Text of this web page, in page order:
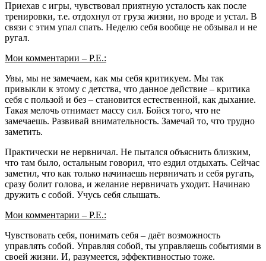
Приехав с игры, чувствовал приятную усталость как после
тренировки, т.е. отдохнул от груза жизни, но вроде и устал. В
связи с этим упал спать. Неделю себя вообще не обзывал и не
ругал.
Мои комментарии – Р.Е.:
Увы, мы не замечаем, как мы себя критикуем. Мы так
привыкли к этому с детства, что данное действие – критика
себя с пользой и без – становится естественной, как дыхание.
Такая мелочь отнимает массу сил. Бойся того, что не
замечаешь. Развивай внимательность. Замечай то, что трудно
заметить.
Практически не нервничал. Не пытался объяснить близким,
что там было, остальным говорил, что ездил отдыхать. Сейчас
заметил, что как только начинаешь нервничать и себя ругать,
сразу болит голова, и желание нервничать уходит. Начинаю
дружить с собой. Учусь себя слышать.
Мои комментарии – Р.Е.:
Чувствовать себя, понимать себя – даёт возможность
управлять собой. Управляя собой, ты управляешь событиями в
своей жизни. И, разумеется, эффективностью тоже.